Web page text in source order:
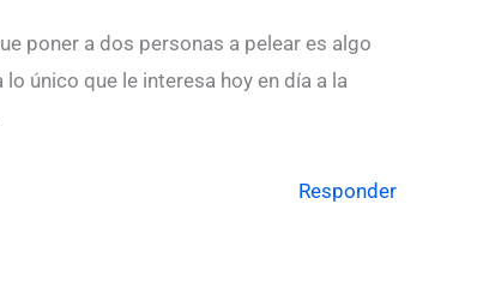
poner a dos personas a pelear es algo
único que le interesa hoy en día a la
Responder